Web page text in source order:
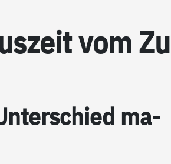
vom
ma­